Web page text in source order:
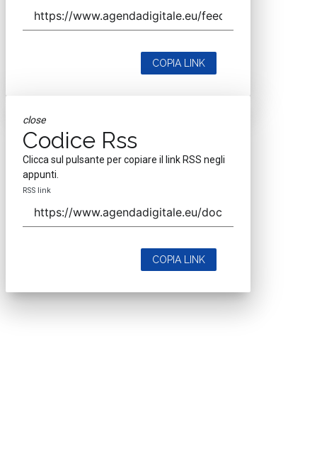
COPIA LINK
close
Codice Rss
Clicca sul pulsante per copiare il link RSS negli
appunti.
RSS link
COPIA LINK